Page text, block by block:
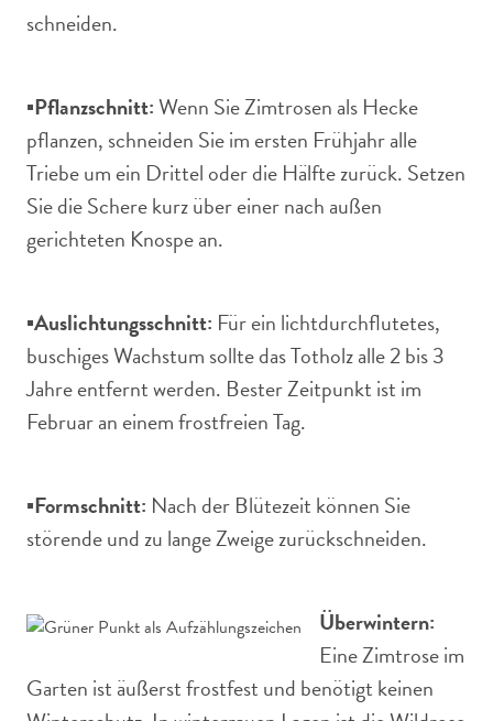
schneiden.
▪️Pflanzschnitt:Wenn Sie Zimtrosen als Hecke
pflanzen, schneiden Sie im ersten Frühjahr alle
Triebe um ein Drittel oder die Hälfte zurück. Setzen
Sie die Schere kurz über einer nach außen
gerichteten Knospe an.
▪️Auslichtungsschnitt: Für ein lichtdurchflutetes,
buschiges Wachstum sollte das Totholz alle 2 bis 3
Jahre entfernt werden. Bester Zeitpunkt ist im
Februar an einem frostfreien Tag.
▪️Formschnitt: Nach der Blütezeit können Sie
störende und zu lange Zweige zurückschneiden.
Überwintern:
Eine Zimtrose im
Garten ist äußerst frostfest und benötigt keinen